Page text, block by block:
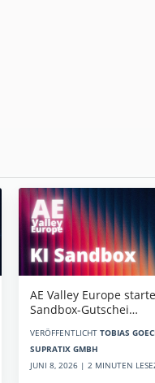
AE Valley Europe
Sandbox-Gutschei…
VERÖFFENTLICHT TOBIAS
SUPRATIX GMBH
JUNI 8, 2026 | 2 MINUTEN